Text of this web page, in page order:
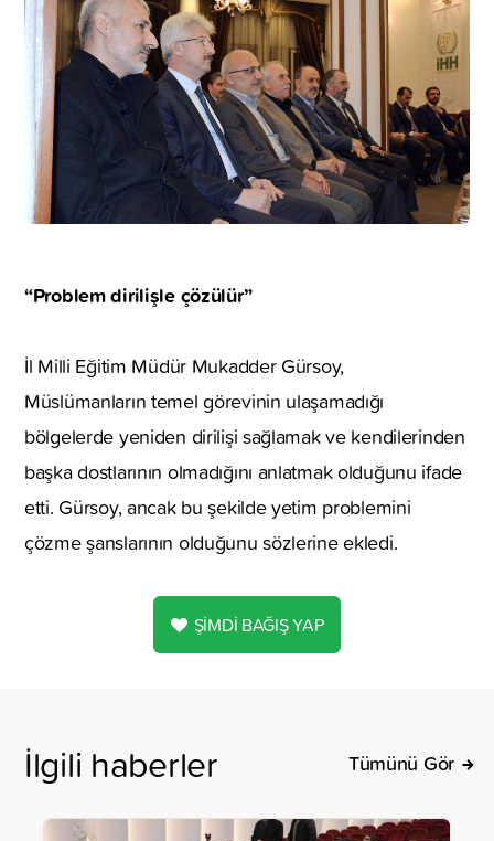
“Problem dirilişle çözülür”
İl Milli Eğitim Müdür Mukadder Gürsoy,
Müslümanların temel görevinin ulaşamadığı
bölgelerde yeniden dirilişi sağlamak ve kendilerinden
başka dostlarının olmadığını anlatmak olduğunu ifade
etti. Gürsoy, ancak bu şekilde yetim problemini
çözme şanslarının olduğunu sözlerine ekledi.
ŞİMDİ BAĞIŞ YAP
İlgili haberler Tümünü Gör